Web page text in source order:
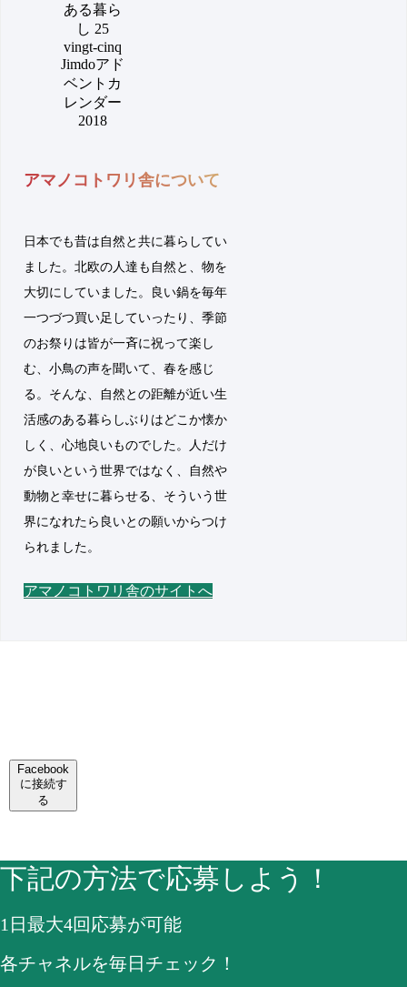
アマノコトワリ舎について
日本でも昔は自然と共に暮らしてい
ました。北欧の人達も自然と、物を
大切にしていました。良い鍋を毎年
一つづつ買い足していったり、季節
のお祭りは皆が一斉に祝って楽し
む、小鳥の声を聞いて、春を感じ
る。そんな、自然との距離が近い生
活感のある暮らしぶりはどこか懐か
しく、心地良いものでした。人だけ
が良いという世界ではなく、自然や
動物と幸せに暮らせる、そういう世
界になれたら良いとの願いからつけ
られました。
アマノコトワリ舎のサイトへ
Facebook
に接続す
る
下記の方法で応募しよう！
1日最大4回応募が可能
各チャネルを毎日チェック！